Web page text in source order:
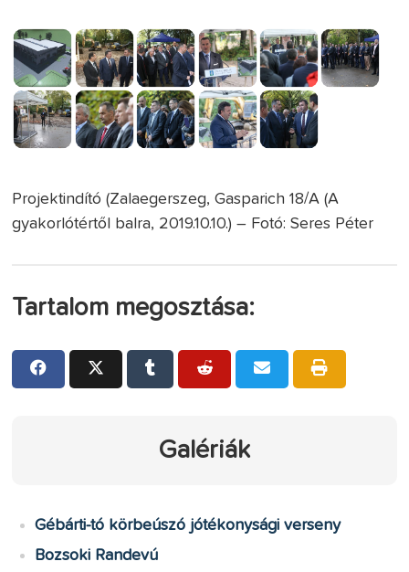
Projektindító (Zalaegerszeg, Gasparich 18/A (A
gyakorlótértől balra, 2019.10.10.) – Fotó: Seres Péter
Tartalom megosztása:
Galériák
Gébárti-tó körbeúszó jótékonysági verseny
Bozsoki Randevú